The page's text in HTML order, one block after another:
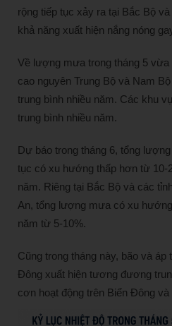
rộng tiếp tục xảy ra tại Bắc Bộ
khả năng xuất hiện nắng nóng
Về lượng mưa trong tháng 5 vừa
cao nguyên Trung Bộ và Nam
trung bình nhiều năm. Các khu
trung bình nhiều năm.
Dự báo trong tháng 6, tổng
tục có xu hướng thấp hơn từ 10-
năm. Riêng tại Bắc Bộ và các
An, tổng lượng mưa có xu
năm từ 5-10%.
Cũng trong tháng này, bão và áp
Đông xuất hiện tương đương
cơn hoạt động trên Biển Đông